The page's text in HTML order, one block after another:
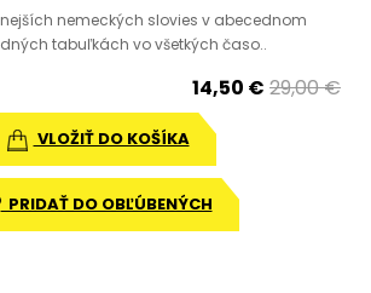
nemeckých slovies v abecednom
tabuľkách vo všetkých časo..
14,50 € 29,00 €
VLOŽIŤ DO KOŠÍKA
PRIDAŤ DO OBĽÚBENÝCH